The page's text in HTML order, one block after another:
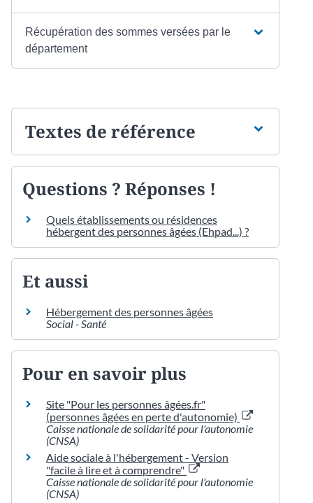
Récupération des sommes versées par le
département
Textes de référence
Questions ? Réponses !
Quels établissements ou résidences
hébergent des personnes âgées (Ehpad...) ?
Et aussi
Hébergement des personnes âgées
Social - Santé
Pour en savoir plus
Site "Pour les personnes âgées.fr"
(personnes âgées en perte d'autonomie)
Caisse nationale de solidarité pour l'autonomie
(CNSA)
Aide sociale à l'hébergement - Version
"facile à lire et à comprendre"
Caisse nationale de solidarité pour l'autonomie
(CNSA)